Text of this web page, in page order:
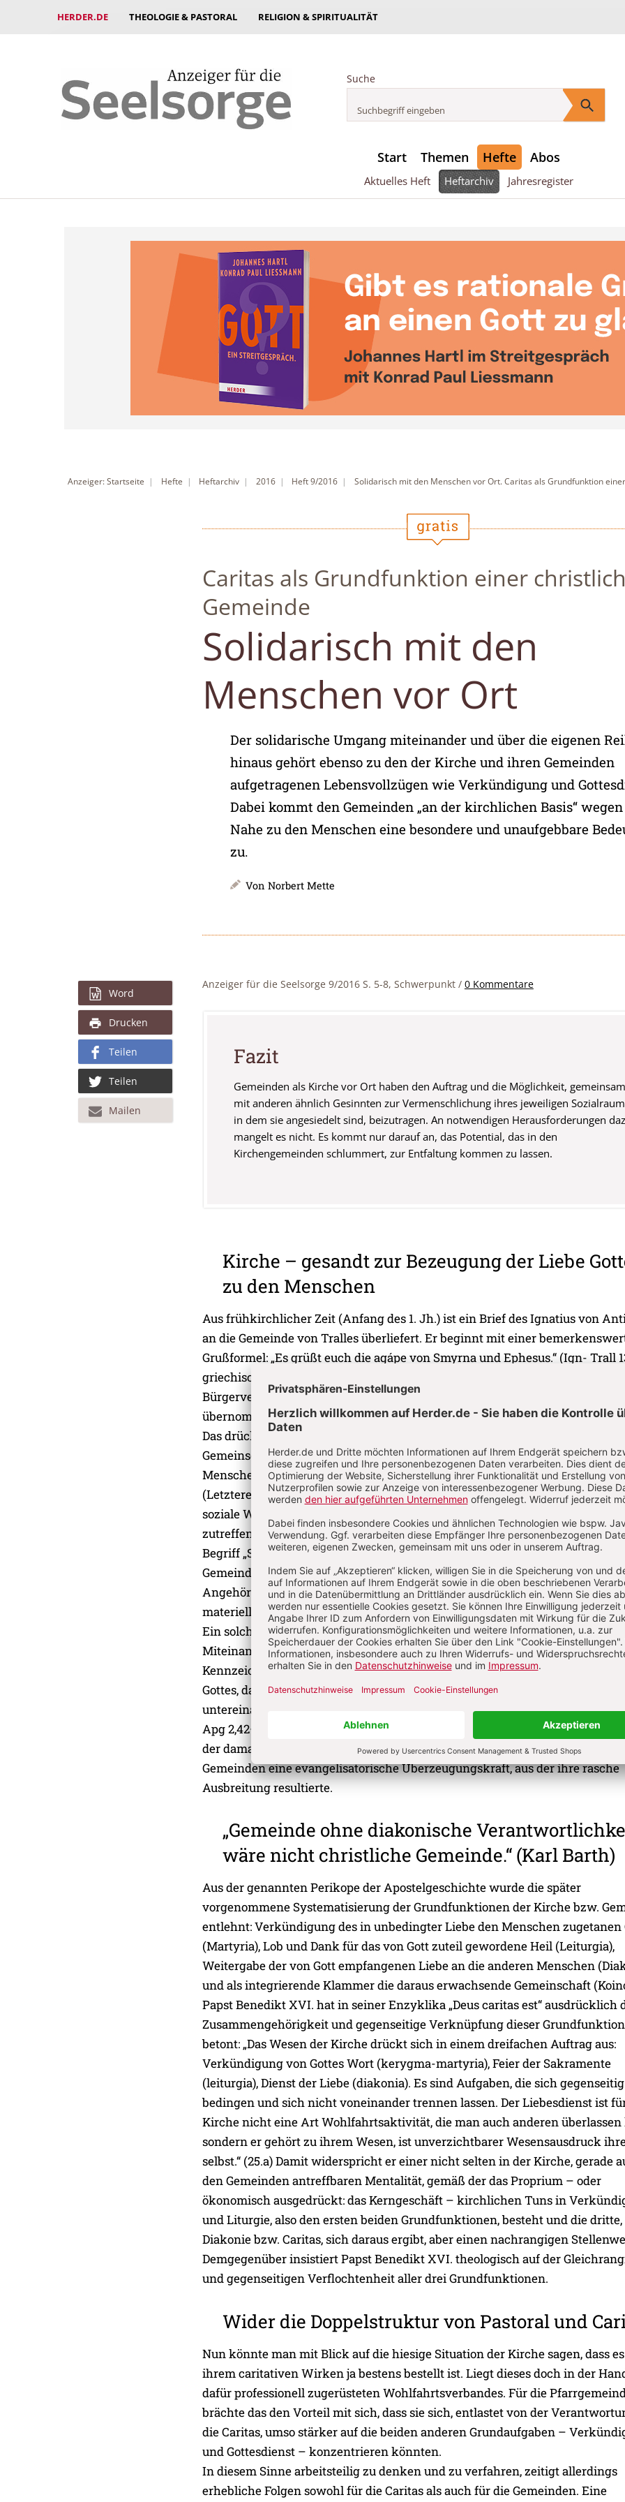
HERDER.DE THEOLOGIE & PASTORAL RELIGION & SPIRITUALITÄT
Suche
Start Themen Hefte Abos
Aktuelles Heft Heftarchiv Jahresregister
Anzeiger: Startseite Hefte Heftarchiv 2016 Heft 9/2016 Solidarisch mit den Menschen vor Ort. Caritas als Grundfunktion
Caritas als Grundfunktion einer
Gemeinde
:
Solidarisch mit den
Menschen vor Ort
Der solidarische Umgang miteinander und über die eigenen
hinaus gehört ebenso zu den der Kirche und ihren Gemeinden
aufgetragenen Lebensvollzügen wie Verkündigung und
Dabei kommt den Gemeinden „an der kirchlichen Basis“
Nahe zu den Menschen eine besondere und unaufgebbare
zu.
Von Norbert Mette
Anzeiger für die Seelsorge 9/2016 S. 5-8, Schwerpunkt / 0 Kommentare
Fazit
Gemeinden als Kirche vor Ort haben den Auftrag und die Möglichkeit, gemeinsam
mit anderen ähnlich Gesinnten zur Vermenschlichung ihres jeweiligen
in dem sie angesiedelt sind, beizutragen. An notwendigen Herausforderungen
mangelt es nicht. Es kommt nur darauf an, das Potential, das in den
Kirchengemeinden schlummert, zur Entfaltung kommen zu lassen.
Kirche – gesandt zur Bezeugung der Liebe
zu den Menschen
Aus frühkirchlicher Zeit (Anfang des 1. Jh.) ist ein Brief des Ignatius von
an die Gemeinde von Tralles überliefert. Er beginnt mit einer
Grußformel: „Es grüßt euch die agápe von Smyrna und Ephesus.“ (Ign- Trall
griechische Wort „agápe“ (dt. Liebe) wird von Ignatius hier statt „ekklesía“ (dt.
Bürgerversammlung; von Paulus als Bezeichnung für die Gemeinde bzw.
übernommen) verwendet; beide Begriffe sind für ihn offensichtlich
Das drückt etwas vom Selbstverständnis der frühen Kirche aus: Sie ist eine
Gemeinschaft, die auf der in Jesus Christus erschienenen Liebe Gottes zu
Menschen basiert und die ihrerseits Liebe untereinander und mit anderen
(Letzteres soweit damals möglich) praktiziert. Um die so zustande
soziale Wirklichkeit zu charakterisieren, hat der Theologe José Comblin als
zutreffendere Übersetzung für das, was in der Antike mit „agápe“ gemeint
Begriff „Solidarität“ vorgeschlagen (vgl. Comblin 1987, 21). Auf die christliche
Gemeinde übertragen heißt das, dass es sich um eine Gemeinschaft handelt,
Angehörige in einem Beziehungsnetz gegenseitiger Verpflichtung ideeller
materieller Art miteinander verbunden sind und die dies nach außen hin
Ein solches Bild der Gemeinde als eines in Jesus Christus solidarischen
Miteinanders hatte bereits Lukas in der Apostelgeschichte vorgezeichnet;
Kennzeichen führte er an: das Festhalten an der Lehre der Apostel, der
Gottes, das Brechen des Brotes und das Gebet in Gemeinschaft, der
untereinander und das Miteinander- Teilen dessen, was die Einzelnen
Apg 2,42–47). Mit ihrer Aufhebung der sozialen Schranken (vgl. Gal 3,28), wie
der damaligen Gesellschaft vorherrschend waren, gewannen die
Gemeinden eine evangelisatorische Überzeugungskraft, aus der ihre rasche
Ausbreitung resultierte.
„Gemeinde ohne diakonische
wäre nicht christliche Gemeinde.“ (Karl Barth)
Aus der genannten Perikope der Apostelgeschichte wurde die später
vorgenommene Systematisierung der Grundfunktionen der Kirche bzw.
entlehnt: Verkündigung des in unbedingter Liebe den Menschen zugetanen
(Martyria), Lob und Dank für das von Gott zuteil gewordene Heil (Leiturgia),
Weitergabe der von Gott empfangenen Liebe an die anderen Menschen
und als integrierende Klammer die daraus erwachsende Gemeinschaft
Papst Benedikt XVI. hat in seiner Enzyklika „Deus caritas est“ ausdrücklich
Zusammengehörigkeit und gegenseitige Verknüpfung dieser
betont: „Das Wesen der Kirche drückt sich in einem dreifachen Auftrag aus:
Verkündigung von Gottes Wort (kerygma-martyria), Feier der Sakramente
(leiturgia), Dienst der Liebe (diakonia). Es sind Aufgaben, die sich gegenseitig
bedingen und sich nicht voneinander trennen lassen. Der Liebesdienst ist
Kirche nicht eine Art Wohlfahrtsaktivität, die man auch anderen überlassen
sondern er gehört zu ihrem Wesen, ist unverzichtbarer Wesensausdruck
selbst.“ (25.a) Damit widerspricht er einer nicht selten in der Kirche, gerade
den Gemeinden antreffbaren Mentalität, gemäß der das Proprium – oder
ökonomisch ausgedrückt: das Kerngeschäft – kirchlichen Tuns in
und Liturgie, also den ersten beiden Grundfunktionen, besteht und die dritte,
Diakonie bzw. Caritas, sich daraus ergibt, aber einen nachrangigen
Demgegenüber insistiert Papst Benedikt XVI. theologisch auf der
und gegenseitigen Verflochtenheit aller drei Grundfunktionen.
Wider die Doppelstruktur von Pastoral und
Nun könnte man mit Blick auf die hiesige Situation der Kirche sagen, dass
ihrem caritativen Wirken ja bestens bestellt ist. Liegt dieses doch in der
dafür professionell zugerüsteten Wohlfahrtsverbandes. Für die
brächte das den Vorteil mit sich, dass sie sich, entlastet von der
die Caritas, umso stärker auf die beiden anderen Grundaufgaben –
und Gottesdienst – konzentrieren könnten.
In diesem Sinne arbeitsteilig zu denken und zu verfahren, zeitigt allerdings
erhebliche Folgen sowohl für die Caritas als auch für die Gemeinden. Eine
Word
Drucken
Teilen
Teilen
Mailen